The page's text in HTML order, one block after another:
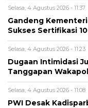
Selasa, 4 Agustus 2026 - 11:37
Gandeng
Sukses Sertifikasi
Selasa, 4 Agustus 2026 - 11:23
Dugaan Intimidasi
Tanggapan
Selasa, 4 Agustus 2026 - 11:08
PWI Desak